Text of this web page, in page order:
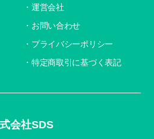
会社SDS
運営会社
お問い合わせ
プライバシーポリシー
特定商取引に基づく表記